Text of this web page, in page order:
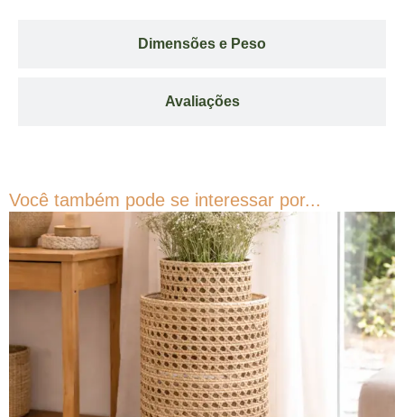
Dimensões e Peso
Avaliações
Você também pode se interessar por...